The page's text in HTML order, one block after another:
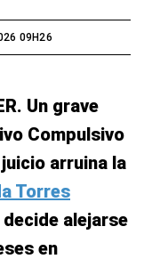
09H26
Un grave
Compulsivo
arruina la
Torres
decide alejarse
en